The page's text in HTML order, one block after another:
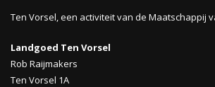
Ten Vorsel, een activiteit van de Maatschappij
Landgoed Ten Vorsel
Rob Raijmakers
Ten Vorsel 1A